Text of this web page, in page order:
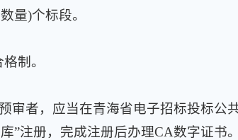
量)个标段。
制。
审者，应当在青海省电子招标投标公
”注册，完成注册后办理CA数字证书